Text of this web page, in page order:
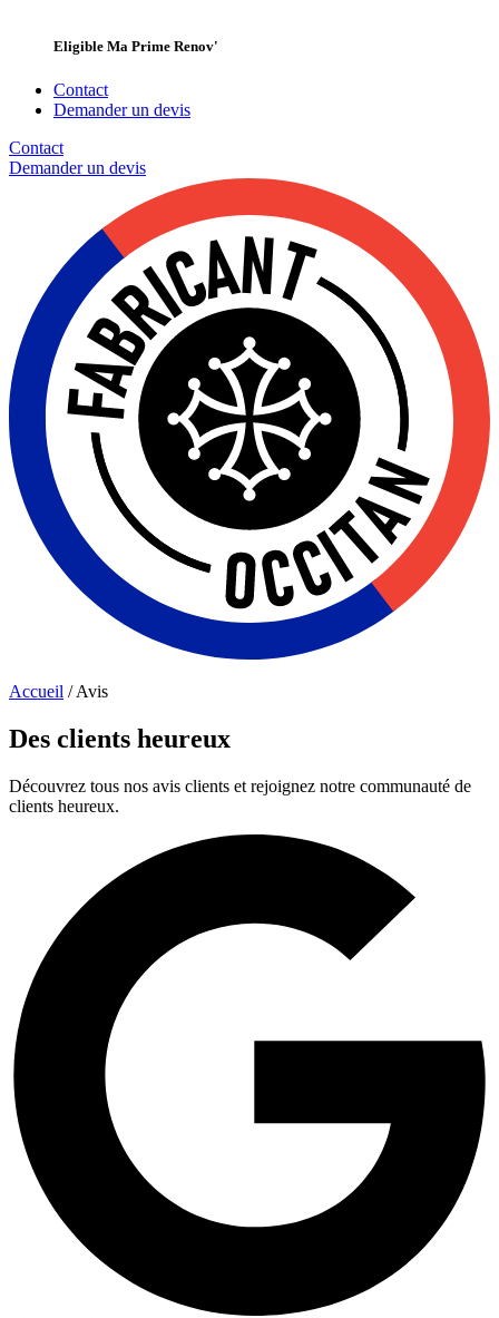
Eligible Ma Prime Renov'
Contact
Demander un devis
Contact
Demander un devis
Accueil /Avis
Des clients heureux
Découvrez tous nos avis clients et rejoignez notre communauté de
clients heureux.